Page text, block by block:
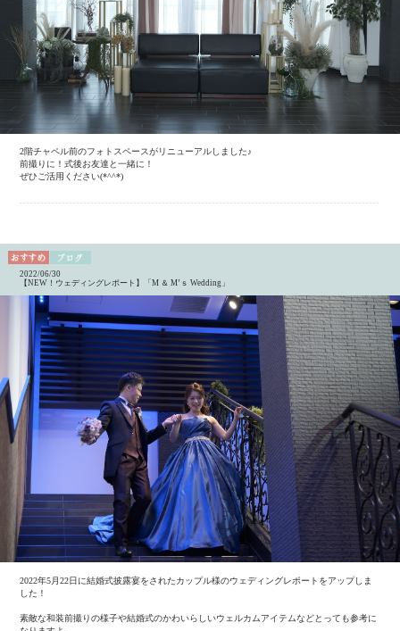
2階チャペル前のフォトスペースがリニューアルしました♪
前撮りに！式後お友達と一緒に！
ぜひご活用ください(*^^*)
2022/06/30
【NEW！ウェディングレポート】「M ＆ M’ｓ Wedding」
2022年5月22日に結婚式披露宴をされたカップル様のウェディングレポートをアップしま
した！
素敵な和装前撮りの様子や結婚式のかわいらしいウェルカムアイテムなどとっても参考に